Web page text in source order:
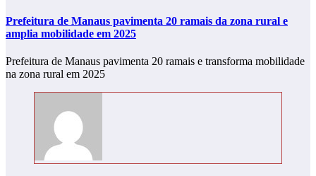
Prefeitura de Manaus pavimenta 20 ramais da zona rural e
amplia mobilidade em 2025
Prefeitura de Manaus pavimenta 20 ramais e transforma mobilidade
na zona rural em 2025